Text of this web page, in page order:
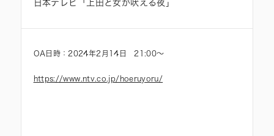
日本テレビ「上田と女が吠える夜」
OA日時：2024年2月14日 21:00〜
https://www.ntv.co.jp/hoeruyoru/